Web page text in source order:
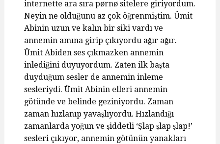
internette ara sıra pørnø sitelere giriyordum.
Neyin ne olduğunu az çok öğrenmiştim. Ümit
Abinin uzun ve kalın bir siki vardı ve
annemin amına girip çıkıyordu ağır ağır.
Ümit Abiden ses çıkmazken annemin
inlediğini duyuyordum. Zaten ilk başta
duyduğum sesler de annemin inleme
sesleriydi. Ümit Abinin elleri annemin
götünde ve belinde geziniyordu. Zaman
zaman hızlanıp yavaşlıyordu. Hızlandığı
zamanlarda yoğun ve şiddetli ‘Şlap şlap şlap!’
sesleri çıkıyor, annemin götünün yanakları